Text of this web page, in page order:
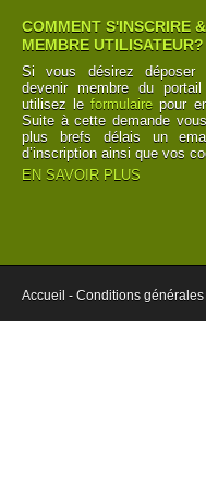
COMMENT S'INSCRIRE
MEMBRE UTILISATEUR?
Si vous désirez
devenir membre du portail
utilisez leformulaire pour
Suite à cette demande
plus brefs délais un
d’inscription ainsi que vos
EN SAVOIR PLUS
Accueil - Conditions générales